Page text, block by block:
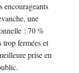
encourageants
une
: 70 %
fermées et
prise en